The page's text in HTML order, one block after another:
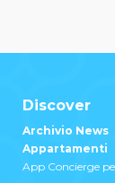
Discover
Archivio News
Appartamenti
App Concierge